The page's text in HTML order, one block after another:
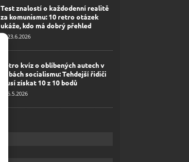
Test znalostí o každodenní realitě
za komunismu: 10 retro otázek
ukáže, kdo má dobrý přehled
23.6.2026
Retro kvíz o oblíbených autech v
dobách socialismu: Tehdejší řidiči
musí získat 10 z 10 bodů
6.5.2026